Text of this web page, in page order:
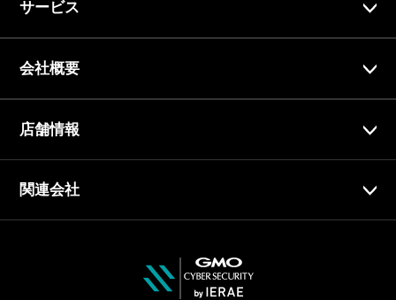
サービス
会社概要
店舗情報
関連会社